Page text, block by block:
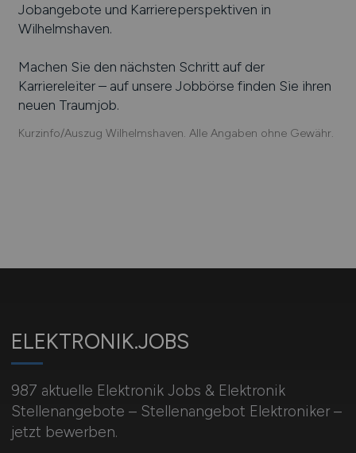
Jobangebote und Karriereperspektiven in
Wilhelmshaven.
Machen Sie den nächsten Schritt auf der
Karriereleiter – auf unsere Jobbörse finden Sie ihren
neuen Traumjob.
Kurzinfo/Auszug Wilhelmshaven. Alle Angaben ohne Gewähr.
ELEKTRONIK.JOBS
987 aktuelle Elektronik Jobs & Elektronik
Stellenangebote – Stellenangebot Elektroniker –
jetzt bewerben.